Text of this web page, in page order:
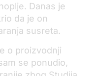
Danas je
da je on
susreta.
o proizvodnji
se ponudio,